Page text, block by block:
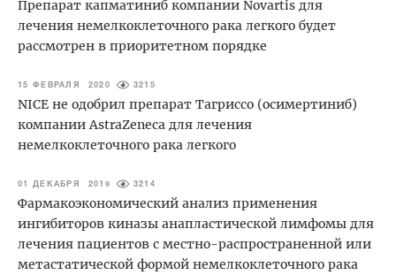
Препарат капматиниб компании Novartis для
лечения немелкоклеточного рака легкого будет
рассмотрен в приоритетном порядке
15 ФЕВРАЛЯ 2020 3215
NICE не одобрил препарат Тагриссо (осимертиниб)
компании AstraZeneca для лечения
немелкоклеточного рака легкого
01 ДЕКАБРЯ 2019 3214
Фармакоэкономический анализ применения
ингибиторов киназы анапластической лимфомы для
лечения пациентов с местно-распространенной или
метастатической формой немелкоклеточного рака